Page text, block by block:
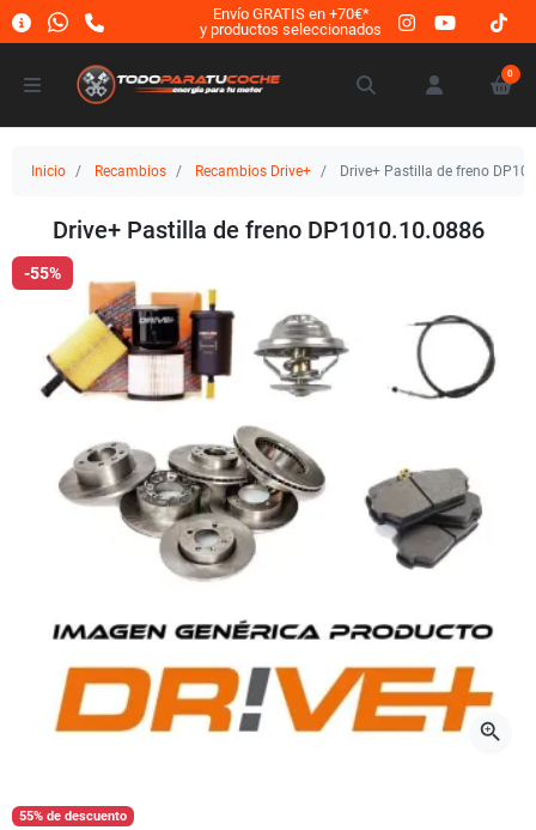
Envío GRATIS en +70€*
y productos seleccionados
0
Inicio Recambios Recambios Drive+ Drive+ Pastilla de freno
Drive+ Pastilla de freno DP1010.10.0886
-55%
zoom_in
55% de descuento